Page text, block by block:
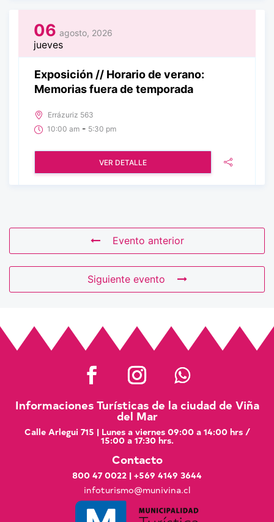
06 agosto, 2026
jueves
Exposición // Horario de verano:
Memorias fuera de temporada
Errázuriz 563
10:00 am - 5:30 pm
VER DETALLE
Evento anterior
Siguiente evento
Informaciones Turísticas de la ciudad de Viña
del Mar
Calle Arlegui 715 | Lunes a viernes 09:00 a 14:00 hrs /
15:00 a 17:30 hrs.
Contacto
800 47 0022 | +569 4149 3644
infoturismo@munivina.cl